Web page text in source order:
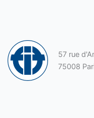
57 rue
75008